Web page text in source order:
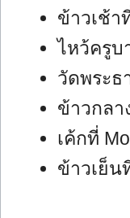
ข้าวเช้า
ไหว้ครูบ
วัดพระธ
ข้าวกล
เค้กที่
ข้าวเย็น